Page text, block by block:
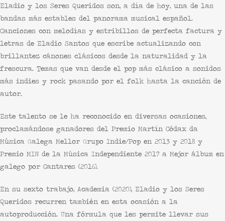
Eladio y los Seres Queridos son, a día de hoy, una de las
bandas más estables del panorama musical español.
Canciones con melodías y estribillos de perfecta factura y
letras de Eladio Santos que escribe actualizando con
brillantez cánones clásicos desde la naturalidad y la
frescura. Temas que van desde el pop más clásico a sonidos
más indies y rock pasando por el folk hasta la canción de
autor.
Este talento se le ha reconocido en diversas ocasiones,
proclamándose ganadores del Premio Martín Códax da
Música Galega Mellor Grupo Indie/Pop en 2013 y 2018 y
Premio MIN de la Música Independiente 2017 a Mejor álbum en
galego por Cantares (2016).
En su sexto trabajo, Academia (2020), Eladio y los Seres
Queridos recurren también en esta ocasión a la
autoproducción. Una fórmula que les permite llevar sus